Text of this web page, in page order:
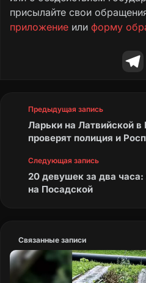
присылайте свои
приложение или форму
Предыдущая запись
Ларьки на Латвийской в
проверят полиция и
Следующая запись
20 девушек за два
на Посадской
Связанные записи